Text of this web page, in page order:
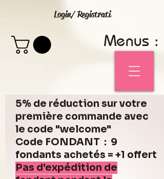
Login/ Registrati
Menus :
5% de réduction sur votre
première commande avec
le code "welcome"
Code FONDANT : 9
fondants achetés = +1 offert
Pas d'expédition de